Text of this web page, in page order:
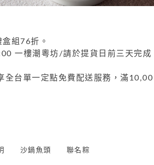
組76折。
一樓潮粵坊/請於提貨日前三天完成
全台單一定點免費配送服務，滿10,00
沙鍋魚頭 聯名粽